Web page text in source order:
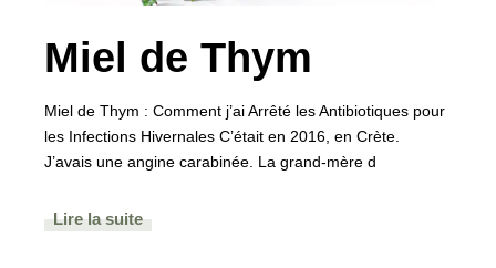
Miel de Thym
Miel de Thym : Comment j’ai Arrêté les Antibiotiques pour
les Infections Hivernales C’était en 2016, en Crète.
J’avais une angine carabinée. La grand-mère d
Lire la suite